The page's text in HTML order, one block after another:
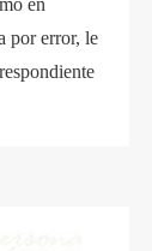
en
por error, le